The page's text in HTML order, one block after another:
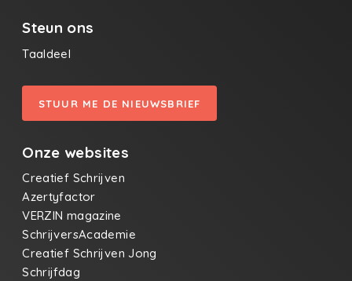
Steun ons
Taaldeel
STUUR ME DE NIEUWSBRIEF
Onze websites
Creatief Schrijven
Azertyfactor
VERZIN magazine
SchrijversAcademie
Creatief Schrijven Jong
Schrijfdag